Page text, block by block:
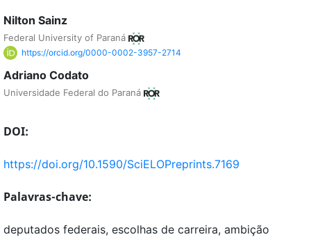
Nilton Sainz
Federal University of Paraná
https://orcid.org/0000-0002-3957-2714
Adriano Codato
Universidade Federal do Paraná
DOI:
https://doi.org/10.1590/SciELOPreprints.7169
Palavras-chave:
deputados federais, escolhas de carreira, ambição